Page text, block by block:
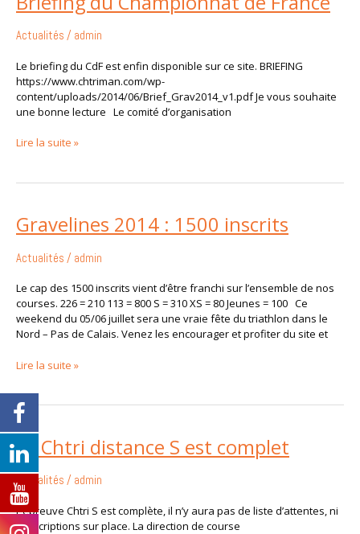
Actualités / admin
Le briefing du CdF est enfin disponible sur ce site. BRIEFING
https://www.chtriman.com/wp-
content/uploads/2014/06/Brief_Grav2014_v1.pdf Je vous souhaite
une bonne lecture Le comité d’organisation
du
Championnat
de
Lire la suite »
Gravelines 2014 : 1500 inscrits
Actualités / admin
Le cap des 1500 inscrits vient d’être franchi sur l’ensemble de nos
courses. 226 = 210 113 = 800 S = 310 XS = 80 Jeunes = 100 Ce
weekend du 05/06 juillet sera une vraie fête du triathlon dans le
Nord – Pas de Calais. Venez les encourager et profiter du site et
Gravelines
2014
1500
Lire la suite »
Le Chtri distance S est complet
Actualités / admin
L’épreuve Chtri S est complète, il n’y aura pas de liste d’attentes, ni
d’inscriptions sur place. La direction de course
Chtri
distance
S
est
complet